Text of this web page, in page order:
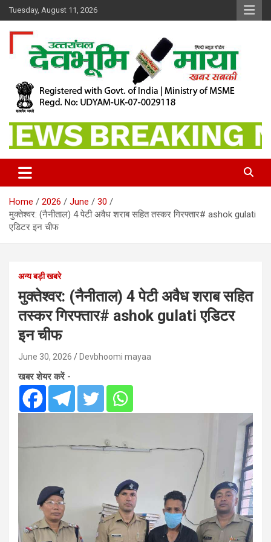
Skip
to
content
Tuesday, August 11, 2026
Dev Bhoomi Maya
Home 2026 June
30
मुक्तेश्वर: (नैनीताल) 4 पेटी अवैध शराब सहित तस्कर गिरफ्तार# ashok gulati
एडिटर इन चीफ
अन्य बड़ी खबरे
मुक्तेश्वर: (नैनीताल) 4 पेटी अवैध शराब सहित
तस्कर गिरफ्तार# ashok gulati एडिटर
इन चीफ
June 30, 2026 Devbhoomi mayaa
खबर शेयर करें -